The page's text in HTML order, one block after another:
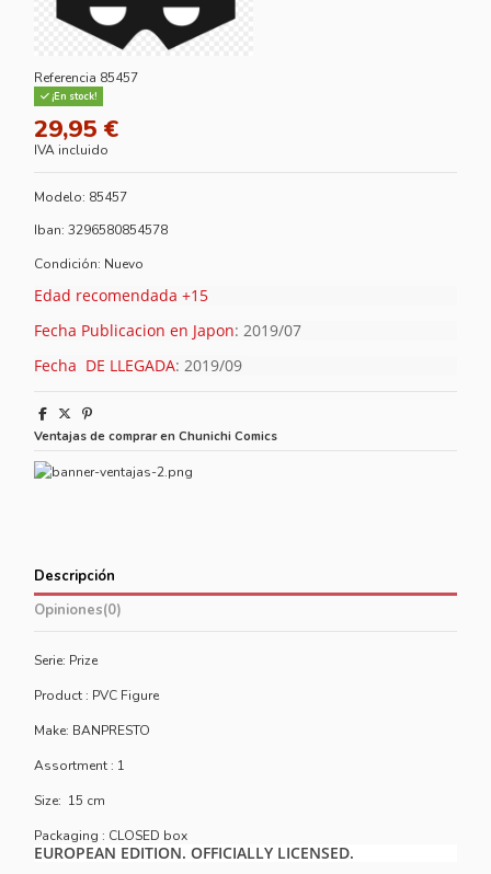
Referencia 85457
¡En stock!
29,95 €
IVA incluido
Modelo: 85457
Iban:3296580854578
Condición: Nuevo
Edad recomendada +15
Fecha Publicacion en Japon: 2019/07
Fecha DE LLEGADA: 2019/09
Ventajas de comprar en Chunichi Comics
Descripción
Opiniones(0)
Serie: Prize
Product : PVC Figure
Make: BANPRESTO
Assortment : 1
Size: 15 cm
Packaging : CLOSED box
EUROPEAN EDITION. OFFICIALLY LICENSED.